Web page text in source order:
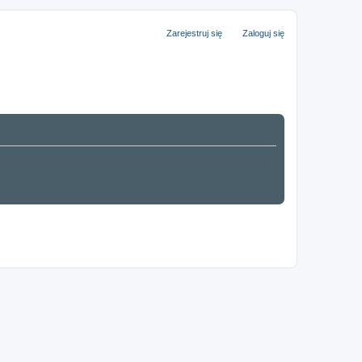
Zaloguj się
Zarejestruj się